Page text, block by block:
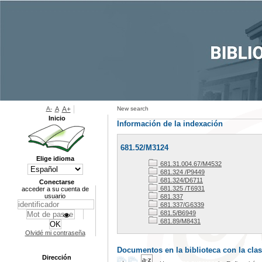
New search
Información de la indexación
681.52/M3124
681.31.004.67/M4532
681.324 /P9449
681.324/D6711
681.325 /T6931
681.337
681.337/G6339
681.5/B6949
681.89/M8431
Documentos en la biblioteca con la
A- A A+
Inicio
Elige idioma
Conectarse
acceder a su cuenta de
usuario
Olvidé mi contraseña
Dirección